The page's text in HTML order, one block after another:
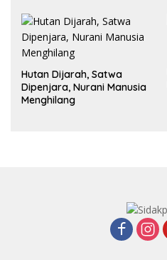
Hutan Dijarah, Satwa
Dipenjara, Nurani Manusia
Menghilang